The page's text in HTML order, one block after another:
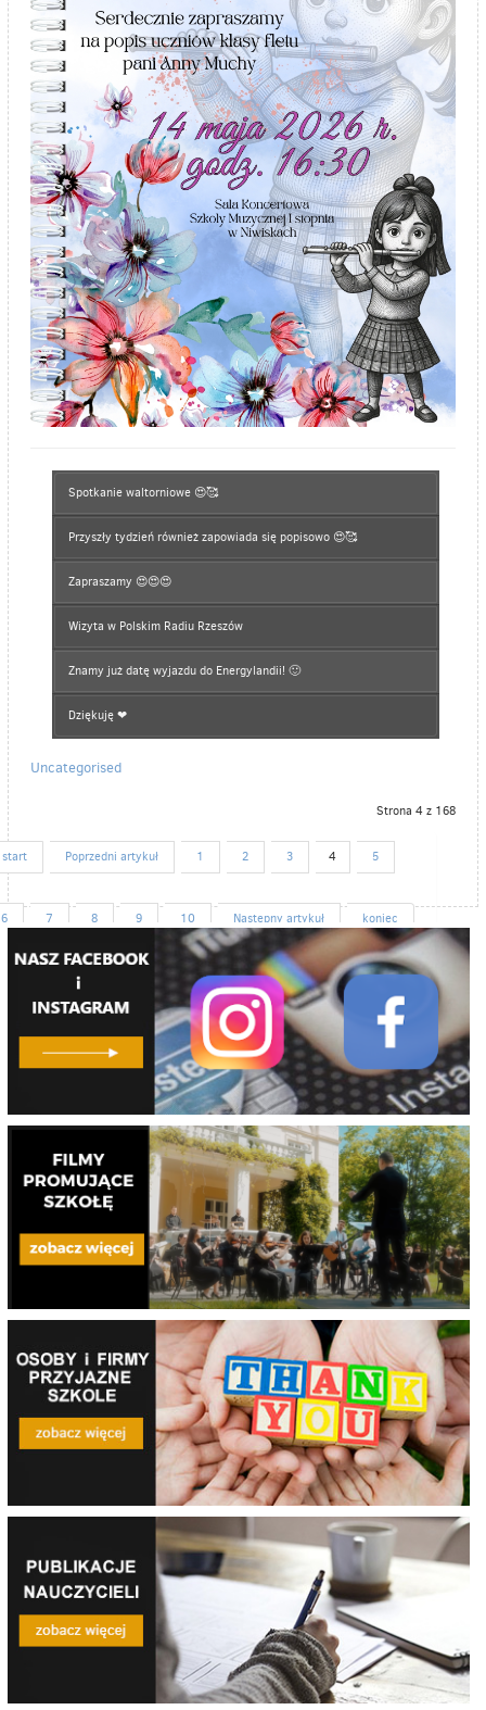
Spotkanie waltorniowe 😍🥰
Przyszły tydzień również zapowiada się popisowo 😍🥰
Zapraszamy 😍😍😍
Wizyta w Polskim Radiu Rzeszów
Znamy już datę wyjazdu do Energylandii! 🙂
Dziękuję ❤
Uncategorised
Strona 4 z 168
start Poprzedni artykuł 1 2 3 4 5
6 7 8 9 10 Następny artykuł koniec